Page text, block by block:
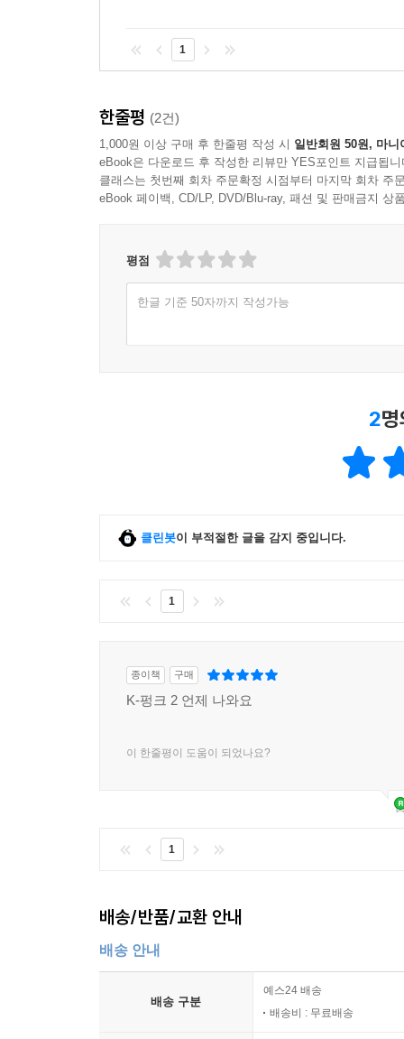
어린 시절부터 자신을 사로잡았던 문화 생산물
산출하지 못하고 권태롭게 과거를 희구하는 반
‘유령론’hauntology은 “모더니즘에 대한 모종
구상과 결합되었고, 그 배경에는 68 혁명과 그
이동하며 팽창하는 자본을 제외한 모든 것을 긴
진압되지 않고 80년대까지 이어져 음악 잡지와 텔
당시에는 알아차리지 못했지만 한 노동 계급
모더니즘이라 이름 붙였다. 그가 아이러니를 섞
아니라 낯설고 새로운 것을 제공함으로써 다른
『더 프리즈너』 등등)이 『k-펑크』 1권에서 가
태도를 조장하는 도구로 전락했다. 우리는 “사
경주를 부추기는 경향을 보며, ‘리얼리티’ TV에
시도를 감지한다. 대중 모더니즘에서 ‘셀럽 리
엄격히 제한한다. 반면 피셔는 “시청자의 지성
강화를 권위주의적인 조치가 아니라 선물과
그럼에도 글 쓰는 삶을 이어 가기가 여전히 너
애정을 가지고 문화적 과업에 헌신하는 이들을
내지 못할 당파적인 태도와 거부할 수 없는 어조
“제로 북스는 출판이 공중을 지성인으로 만드
비판적이고 참여적인 성찰이 그 어느 때보다 중
정신이 아무리 경제에 식민화되더라도 어디선
존재하지 않을 때 이 모든 것은 부지불식간에
노동당 내외부 활동을 통해 부단히 “집단적 접속
1
한줄평 (2건)
1,000원 이상 구매 후 한줄평 작성 시 일반회원 50원, 마니
eBook은 다운로드 후 작성한 리뷰만 YES포인트 지급됩니
클래스는 첫번째 회차 주문확정 시점부터 마지막 회차 주
eBook 페이백, CD/LP, DVD/Blu-ray, 패션 및 판매금지 상
평점
한글 기준 50자까지 작성가능
2
클린봇이 부적절한 글을 감지 중입니다.
1
종이책 구매
K-펑크 2 언제 나와요
이 한줄평이 도움이 되었나요?
1
배송/반품/교환 안내
배송 안내
배송 구분
예스24 배송
배송비 : 무료배송